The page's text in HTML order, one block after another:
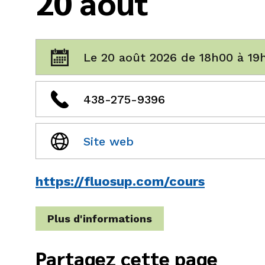
Le 20 août 2026 de 18h00 à
438-275-9396
Site web
https://fluosup.com/cours
Plus d'informations
Partagez cette page